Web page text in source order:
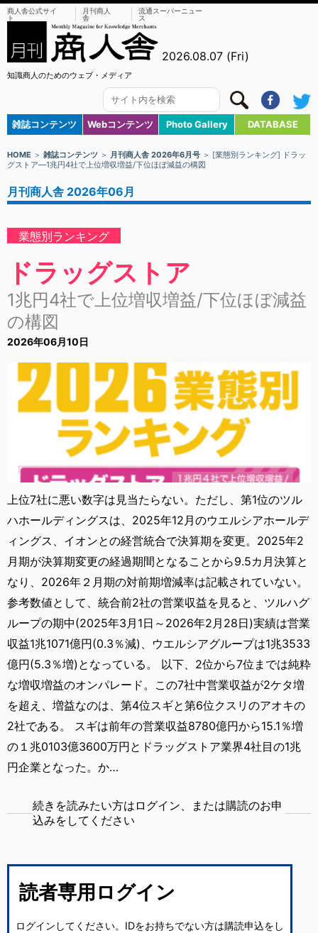
商人舎公式サイ
ト
月刊商人
舎
流通スーパーニュー
ス
2026.08.07 (Fri)
知識商人のためのウェブ・メディア
雑誌コンテンツ Webコンテンツ Photo Gallery DATABASE
HOME ＞ 雑誌コンテンツ ＞ 月刊商人舎 2026年6月号 ＞ [業態別ランキング] ドラッ
グストア―1兆円4社で上位増収増益/下位ほぼ減益の構図
月刊商人舎 2026年06月
業態別ランキング
ドラッグストア
1兆円4社で上位増収増益/下位ほぼ減益
の構図
2026年06月10日
上位7社に悪い数字は見当たらない。ただし、第1位のツル
ハホールディングスは、2025年12月のウエルシアホールデ
ィングス、イオンとの経営統合で決算期を変更。2025年2
月期が決算期変更の経過期間となることから9.5カ月決算と
なり、2026年２月期の対前期増減率は記載されていない。
参考数値として、統合前2社の営業収益を見ると、ツルハグ
ループの期中(2025年3月1日～2026年2月28日)実績は営業
収益1兆1071億円(0.3％減)、ウエルシアグループは1兆3533
億円(5.3％増)となっている。 以下、2位から7位までは純粋
な増収増益のオンパレード。この7社中営業収益が2ケタ増
を超え、増益なのは、第4位スギと第6位クスリのアオキの
2社である。 スギは前年の営業収益8780億円から15.1％増
の１兆0103億3600万円とドラッグストア業界4社目の1兆
円企業となった。か…
続きを読みたい方はログイン、または購読のお申
込みをしてください
読者専用ログイン
ログインしてください。IDをお持ちでない方は購読申込をし